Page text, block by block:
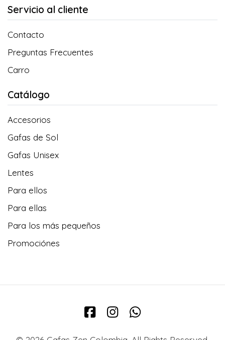
Servicio al cliente
Contacto
Preguntas Frecuentes
Carro
Catálogo
Accesorios
Gafas de Sol
Gafas Unisex
Lentes
Para ellos
Para ellas
Para los más pequeños
Promociónes